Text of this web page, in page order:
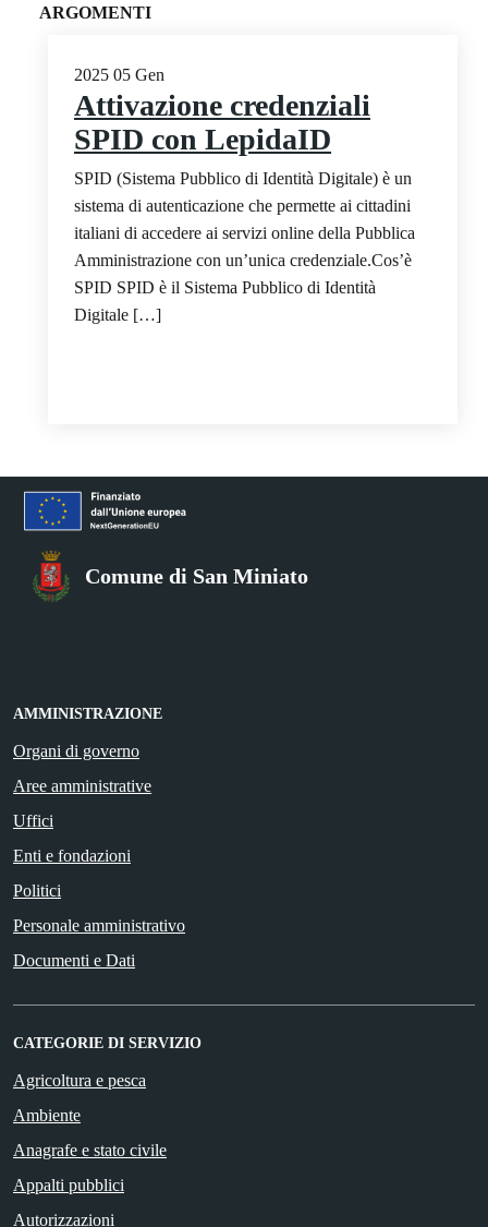
ARGOMENTI
2025 05 Gen
Attivazione credenziali
SPID con LepidaID
SPID (Sistema Pubblico di Identità Digitale) è un
sistema di autenticazione che permette ai cittadini
italiani di accedere ai servizi online della Pubblica
Amministrazione con un’unica credenziale.Cos’è
SPID SPID è il Sistema Pubblico di Identità
Digitale […]
Comune di San Miniato
AMMINISTRAZIONE
Organi di governo
Aree amministrative
Uffici
Enti e fondazioni
Politici
Personale amministrativo
Documenti e Dati
CATEGORIE DI SERVIZIO
Agricoltura e pesca
Ambiente
Anagrafe e stato civile
Appalti pubblici
Autorizzazioni